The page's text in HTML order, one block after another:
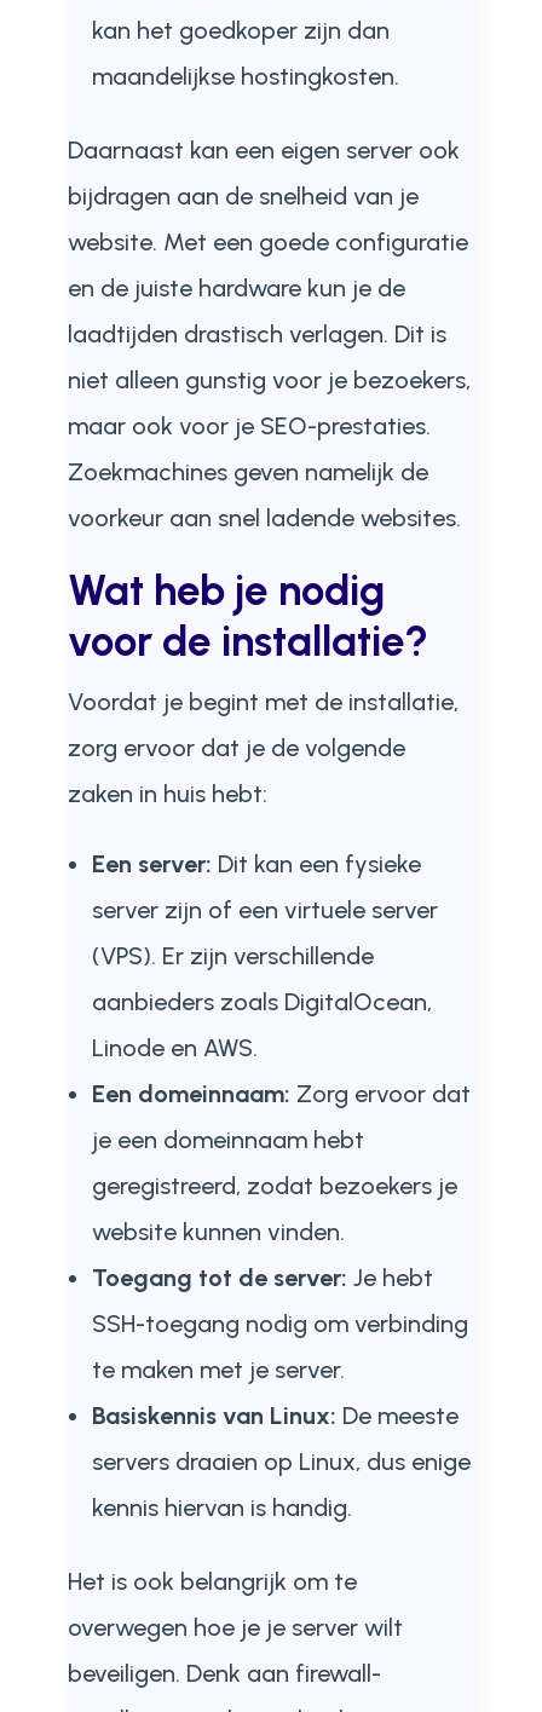
kan het goedkoper zijn dan
maandelijkse hostingkosten.
Daarnaast kan een eigen server ook
bijdragen aan de snelheid van je
website. Met een goede configuratie
en de juiste hardware kun je de
laadtijden drastisch verlagen. Dit is
niet alleen gunstig voor je bezoekers,
maar ook voor je SEO-prestaties.
Zoekmachines geven namelijk de
voorkeur aan snel ladende websites.
Wat heb je nodig
voor de installatie?
Voordat je begint met de installatie,
zorg ervoor dat je de volgende
zaken in huis hebt:
Een server: Dit kan een fysieke
server zijn of een virtuele server
(VPS). Er zijn verschillende
aanbieders zoals DigitalOcean,
Linode en AWS.
Een domeinnaam: Zorg ervoor dat
je een domeinnaam hebt
geregistreerd, zodat bezoekers je
website kunnen vinden.
Toegang tot de server: Je hebt
SSH-toegang nodig om verbinding
te maken met je server.
Basiskennis van Linux: De meeste
servers draaien op Linux, dus enige
kennis hiervan is handig.
Het is ook belangrijk om te
overwegen hoe je je server wilt
beveiligen. Denk aan firewall-